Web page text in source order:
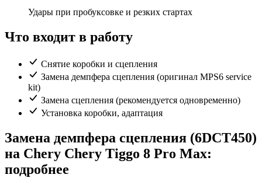
Удары при пробуксовке и резких стартах
Что входит в работу
Снятие коробки и сцепления
Замена демпфера сцепления (оригинал MPS6 service
kit)
Замена сцепления (рекомендуется одновременно)
Установка коробки, адаптация
Замена демпфера сцепления (6DCT450)
на Chery Chery Tiggo 8 Pro Max:
подробнее